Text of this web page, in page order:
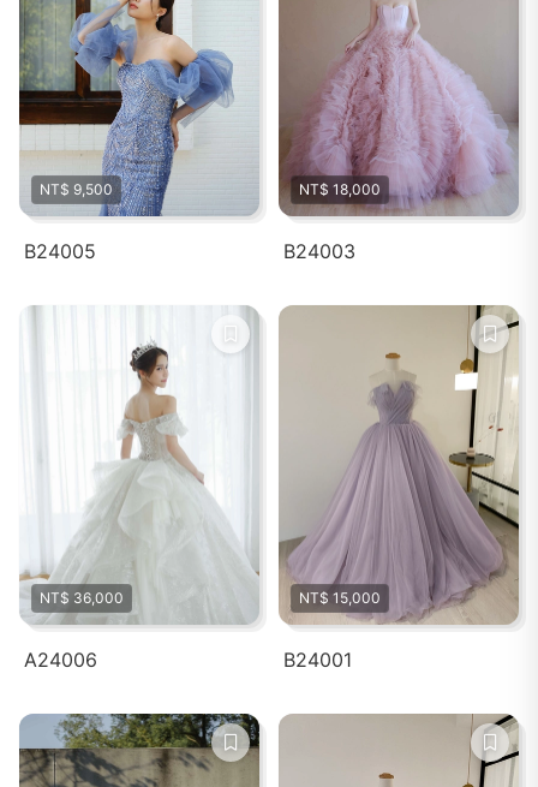
NT$ 9,500
B24005
NT$ 18,000
B24003
NT$ 36,000
A24006
NT$ 15,000
B24001